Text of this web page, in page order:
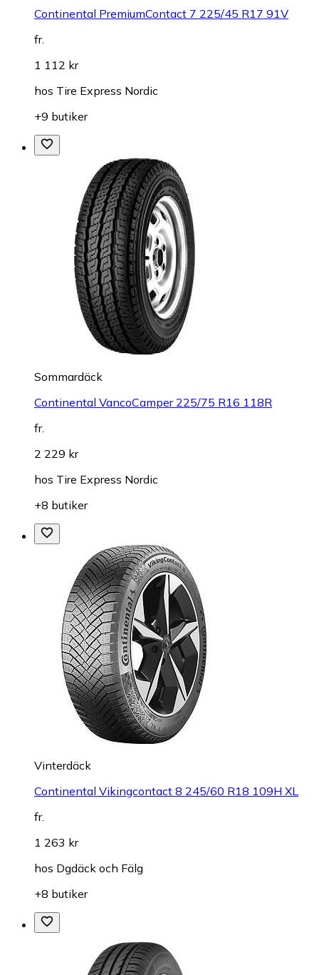
Continental PremiumContact 7 225/45 R17 91V
fr.
1 112 kr
hos Tire Express Nordic
+9 butiker
Sommardäck
Continental VancoCamper 225/75 R16 118R
fr.
2 229 kr
hos Tire Express Nordic
+8 butiker
Vinterdäck
Continental Vikingcontact 8 245/60 R18 109H XL
fr.
1 263 kr
hos Dgdäck och Fälg
+8 butiker